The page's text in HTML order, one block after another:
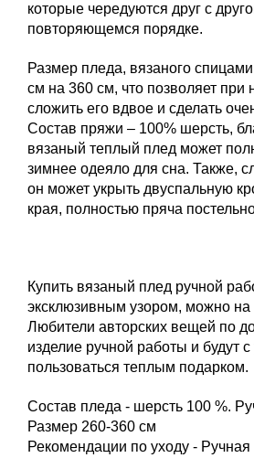
которые чередуются друг с
повторяющемся порядке.
Размер пледа, вязаного
см на 360 см, что позволяет при
сложить его вдвое и сделать
Состав пряжи – 100% шерсть,
вязаный теплый плед может
зимнее одеяло для сна. Также,
он может укрыть двуспальную
края, полностью пряча
Купить вязаный плед ручной
эксклюзивным узором, можно на
Любители авторских вещей по
изделие ручной работы и будут
пользоваться теплым подарком.
Состав пледа - шерсть 100 %.
Размер 260-360 см
Рекомендации по уходу - Ручная